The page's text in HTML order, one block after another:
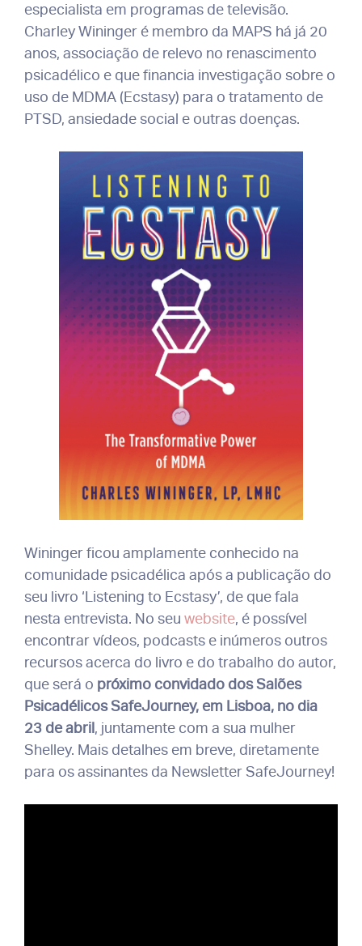
especialista em programas de televisão.
Charley Wininger é membro da MAPS há já 20
anos, associação de relevo no renascimento
psicadélico e que financia investigação sobre o
uso de MDMA (Ecstasy) para o tratamento de
PTSD, ansiedade social e outras doenças.
Wininger ficou amplamente conhecido na
comunidade psicadélica após a publicação do
seu livro ‘Listening to Ecstasy’, de que fala
nesta entrevista. No seu website, é possível
encontrar vídeos, podcasts e inúmeros outros
recursos acerca do livro e do trabalho do autor,
que será o próximo convidado dos Salões
Psicadélicos SafeJourney, em Lisboa, no dia
23 de abril, juntamente com a sua mulher
Shelley. Mais detalhes em breve, diretamente
para os assinantes da Newsletter SafeJourney!